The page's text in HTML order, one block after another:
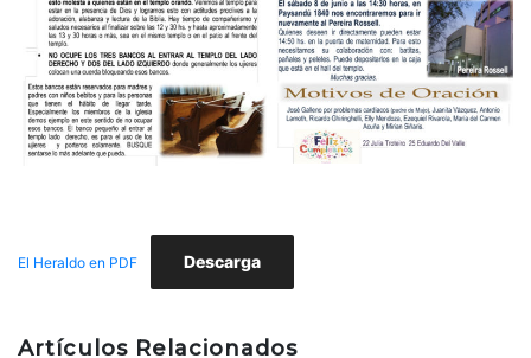
El Heraldo en PDF Descarga
Artículos Relacionados